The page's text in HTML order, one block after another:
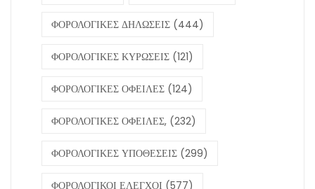
ΦΟΡΟΛΟΓΙΚΕΣ ΔΗΛΩΣΕΙΣ (444)
ΦΟΡΟΛΟΓΙΚΕΣ ΚΥΡΩΣΕΙΣ (121)
ΦΟΡΟΛΟΓΙΚΕΣ ΟΦΕΙΛΕΣ (124)
ΦΟΡΟΛΟΓΙΚΕΣ ΟΦΕΙΛΕΣ, (232)
ΦΟΡΟΛΟΓΙΚΕΣ ΥΠΟΘΕΣΕΙΣ (299)
ΦΟΡΟΛΟΓΙΚΟΙ ΕΛΕΓΧΟΙ (577)